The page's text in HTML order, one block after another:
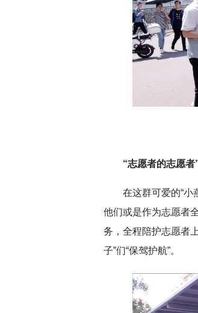
“志愿者的志愿
在这群可爱的“小
他们或是作为志愿者
务，全程陪护志愿者
子”们“保驾护航”。